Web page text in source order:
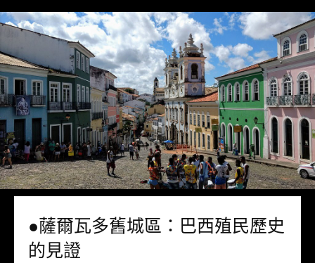
●薩爾瓦多舊城區：巴西殖民歷史
的見證